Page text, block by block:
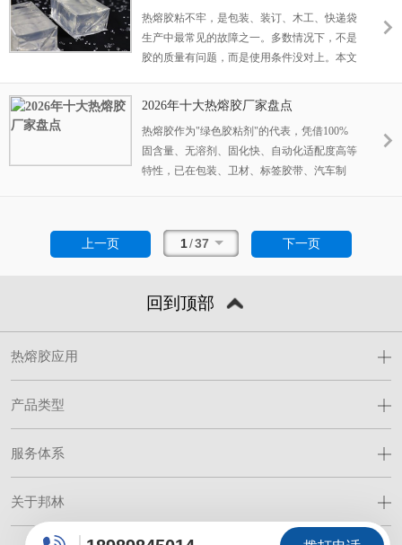
件，保证最佳层压效果。对于买家来说，例如
将压敏热熔胶与其他类型的热熔胶进行比较
时，购买的主要重点不是胶水价格低廉，而是
胶水在贴膜线上的良好性能。
解决方法
热熔胶粘不牢，是包装、装订、木工、快递袋
生产中最常见的故障之一。多数情况下，不是
胶的质量有问题，而是使用条件没对上。本文
和每个原因对应的解决方法，帮你在最短时间
2026年十大热熔胶厂家盘点
热熔胶作为"绿色胶粘剂"的代表，凭借100%
固含量、无溶剂、固化快、自动化适配度高等
特性，已在包装、卫材、标签胶带、汽车制
300亿元，且年均增速保持在8%以上。 面对众
多热熔胶供应商，采购决策者往往面临"选谁
开信息，系统梳理当前国内市场最具影响力的
十家热熔胶厂家，从成立背景、核心技术、主
上一页 1/37 下一页
回到顶部
热熔胶应用
产品类型
服务体系
关于邦林